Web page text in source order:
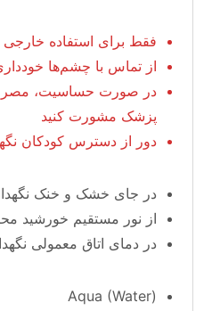
فقط برای استفاده
از تماس با چشم‌ها
در صورت حساسیت،
پزشک مشورت کنید
دور از دسترس کودکان
در جای خشک و خنک
از نور مستقیم خورشید
در دمای اتاق معمولی
Aqua (Water)